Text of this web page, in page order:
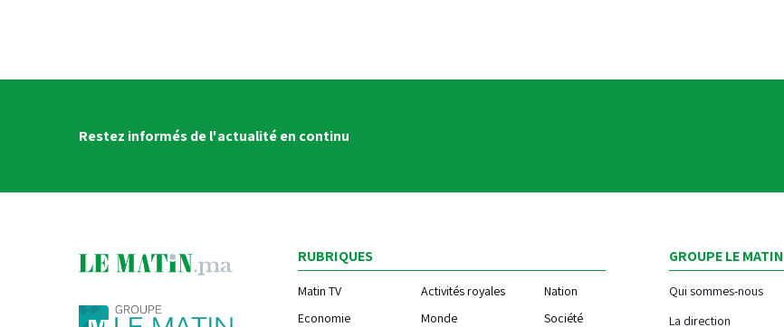
Restez informés de l'actualité en continu
RUBRIQUES
Matin TV Activités royales
Nation
Economie
Monde Société
GROUPE LE MATIN
Qui sommes-nous
La direction